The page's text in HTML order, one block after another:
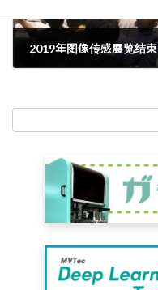
2019年图像传感展览结束